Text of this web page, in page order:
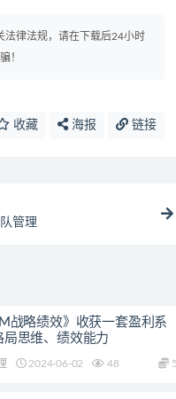
法律法规，请在下载后24小时
！
收藏 海报 链接
管理
战略绩效》收获一套盈利系
局思维、绩效能力
2024-06-02 48